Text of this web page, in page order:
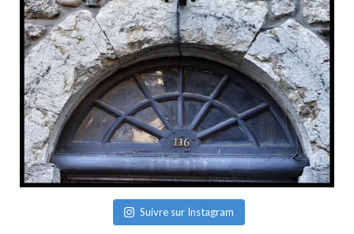
Suivre sur Instagram